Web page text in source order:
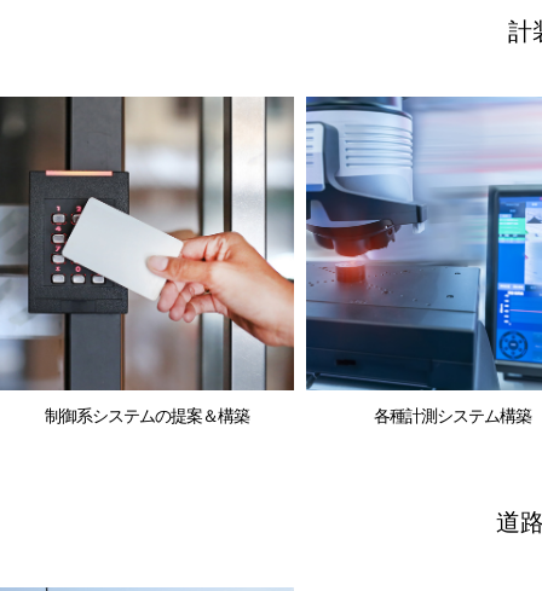
計
制御系システムの提案＆構築 各種計測システム構築
道